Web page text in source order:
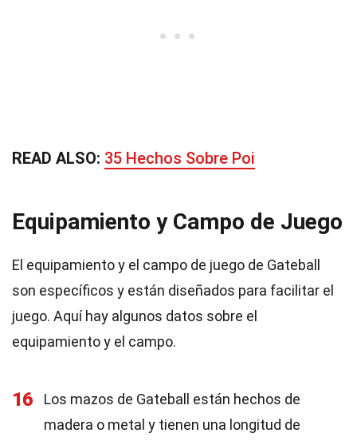
READ ALSO: 35 Hechos Sobre Poi
Equipamiento y Campo de Juego
El equipamiento y el campo de juego de Gateball
son específicos y están diseñados para facilitar el
juego. Aquí hay algunos datos sobre el
equipamiento y el campo.
16
Los mazos de Gateball están hechos de
madera o metal y tienen una longitud de